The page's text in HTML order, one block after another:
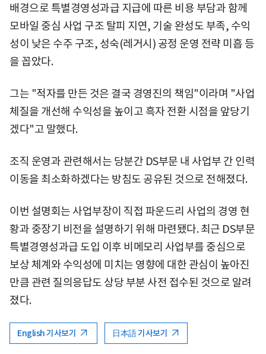
배경으로 특별경영성과급 지급에 따른 비용 부담과 함께
모바일 중심 사업 구조 탈피 지연, 기술 완성도 부족, 수익
성이 낮은 수주 구조, 성숙(레거시) 공정 운영 전략 미흡 등
을 꼽았다.
그는 "적자를 만든 것은 결국 경영진의 책임"이라며 "사업
체질을 개선해 수익성을 높이고 흑자 전환 시점을 앞당기
겠다"고 말했다.
조직 운영과 관련해서는 당분간 DS부문 내 사업부 간 인력
이동을 최소화하겠다는 방침도 공유된 것으로 전해졌다.
이번 설명회는 사업부장이 직접 파운드리 사업의 경영 현
황과 중장기 비전을 설명하기 위해 마련됐다. 최근 DS부문
특별경영성과급 도입 이후 비메모리 사업부를 중심으로
보상 체계와 수익성에 미치는 영향에 대한 관심이 높아진
만큼 관련 질의응답도 상당 부분 사전 접수된 것으로 알려
졌다.
English 기사보기 日本語 기사보기